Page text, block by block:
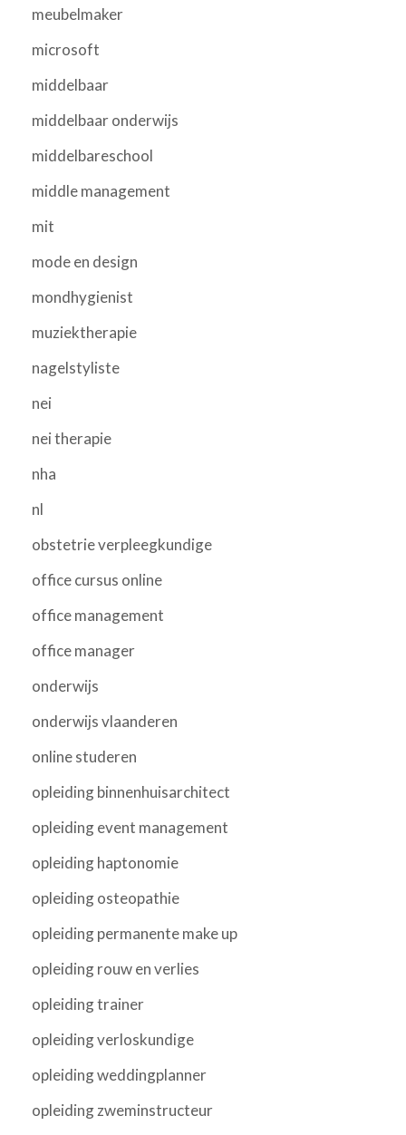
meubelmaker
microsoft
middelbaar
middelbaar onderwijs
middelbareschool
middle management
mit
mode en design
mondhygienist
muziektherapie
nagelstyliste
nei
nei therapie
nha
nl
obstetrie verpleegkundige
office cursus online
office management
office manager
onderwijs
onderwijs vlaanderen
online studeren
opleiding binnenhuisarchitect
opleiding event management
opleiding haptonomie
opleiding osteopathie
opleiding permanente make up
opleiding rouw en verlies
opleiding trainer
opleiding verloskundige
opleiding weddingplanner
opleiding zweminstructeur